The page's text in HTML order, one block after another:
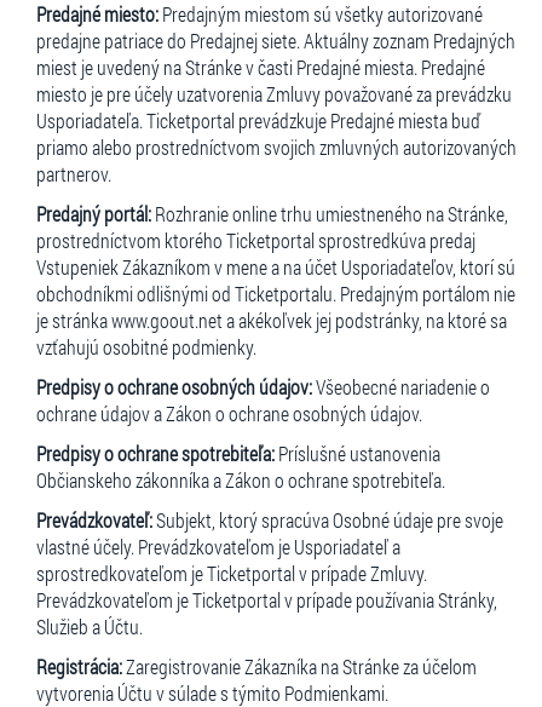
Predajné miesto:Predajným miestom sú všetky autorizované
predajne patriace do Predajnej siete. Aktuálny zoznam Predajných
miest je uvedený na Stránke v časti Predajné miesta. Predajné
miesto je pre účely uzatvorenia Zmluvy považované za prevádzku
Usporiadateľa. Ticketportal prevádzkuje Predajné miesta buď
priamo alebo prostredníctvom svojich zmluvných autorizovaných
partnerov.
Predajný portál:Rozhranie online trhu umiestneného na Stránke,
prostredníctvom ktorého Ticketportal sprostredkúva predaj
Vstupeniek Zákazníkom v mene a na účet Usporiadateľov, ktorí sú
obchodníkmi odlišnými od Ticketportalu. Predajným portálom nie
je stránka www.goout.net a akékoľvek jej podstránky, na ktoré sa
vzťahujú osobitné podmienky.
Predpisy o ochrane osobných údajov:Všeobecné nariadenie o
ochrane údajov a Zákon o ochrane osobných údajov.
Predpisy o ochrane spotrebiteľa:Príslušné ustanovenia
Občianskeho zákonníka a Zákon o ochrane spotrebiteľa.
Prevádzkovateľ:Subjekt, ktorý spracúva Osobné údaje pre svoje
vlastné účely. Prevádzkovateľom je Usporiadateľ a
sprostredkovateľom je Ticketportal v prípade Zmluvy.
Prevádzkovateľom je Ticketportal v prípade používania Stránky,
Služieb a Účtu.
Registrácia:Zaregistrovanie Zákazníka na Stránke za účelom
vytvorenia Účtu v súlade s týmito Podmienkami.